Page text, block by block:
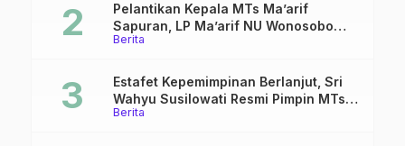
Berita
Pelantikan Kepala MTs Ma’arif
Sapuran, LP Ma’arif NU Wonosobo
Tekankan Lima Amanah
Berita
Estafet Kepemimpinan Berlanjut, Sri
Wahyu Susilowati Resmi Pimpin MTs
Ma’arif Sapuran